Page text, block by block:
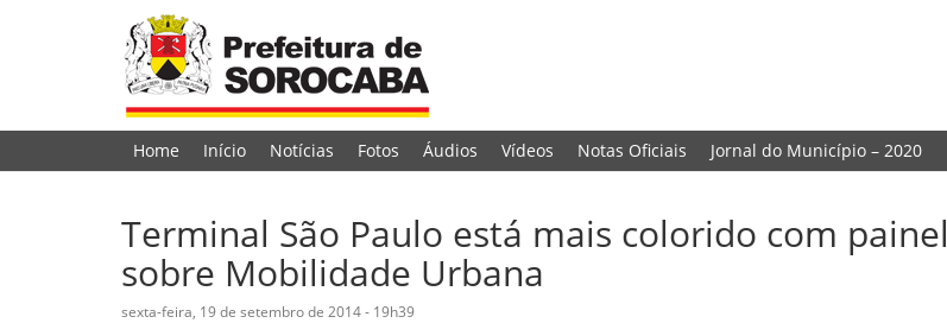
Home Início Notícias Fotos Áudios Vídeos Notas Oficiais Jornal do Município – 2020
Terminal São Paulo está mais colorido com painel
sobre Mobilidade Urbana
sexta-feira, 19 de setembro de 2014 - 19h39